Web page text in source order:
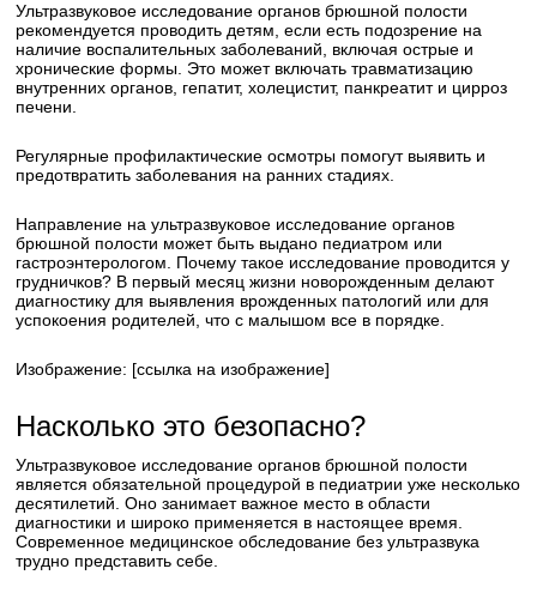
Ультразвуковое исследование органов брюшной полости
рекомендуется проводить детям, если есть подозрение на
наличие воспалительных заболеваний, включая острые и
хронические формы. Это может включать травматизацию
внутренних органов, гепатит, холецистит, панкреатит и цирроз
печени.
Регулярные профилактические осмотры помогут выявить и
предотвратить заболевания на ранних стадиях.
Направление на ультразвуковое исследование органов
брюшной полости может быть выдано педиатром или
гастроэнтерологом. Почему такое исследование проводится у
грудничков? В первый месяц жизни новорожденным делают
диагностику для выявления врожденных патологий или для
успокоения родителей, что с малышом все в порядке.
Изображение: [ссылка на изображение]
Насколько это безопасно?
Ультразвуковое исследование органов брюшной полости
является обязательной процедурой в педиатрии уже несколько
десятилетий. Оно занимает важное место в области
диагностики и широко применяется в настоящее время.
Современное медицинское обследование без ультразвука
трудно представить себе.